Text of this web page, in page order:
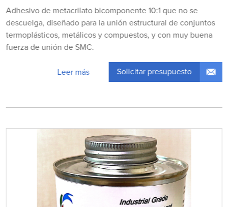
Adhesivo de metacrilato bicomponente 10:1 que no se
descuelga, diseñado para la unión estructural de conjuntos
termoplásticos, metálicos y compuestos, y con muy buena
fuerza de unión de SMC.
Leer más Solicitar presupuesto